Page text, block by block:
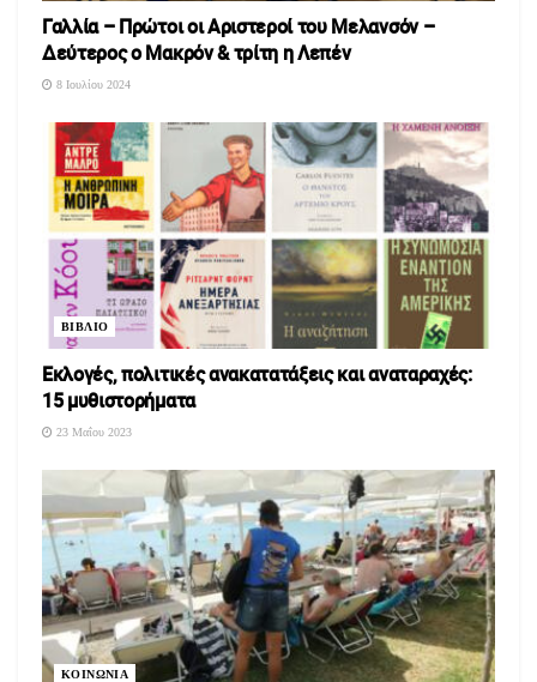
Γαλλία – Πρώτοι οι Αριστεροί του Μελανσόν –
Δεύτερος ο Μακρόν & τρίτη η Λεπέν
8 Ιουλίου 2024
ΒΙΒΛΙΟ
Εκλογές, πολιτικές ανακατατάξεις και αναταραχές:
15 μυθιστορήματα
23 Μαΐου 2023
ΚΟΙΝΩΝΙΑ